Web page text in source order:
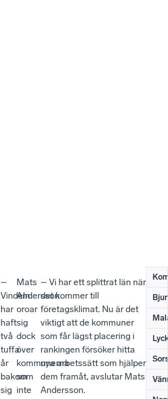
–
Vindeln
har
haft
två
tuffa
år
bakom
sig
Mats
Andersson
oroar
sig
dock
över
kommunerna
som
inte
– Vi har ett splittrat län när
det kommer till
företagsklimat. Nu är det
viktigt att de kommuner
som får lägst placering i
rankingen försöker hitta
nya arbetssätt som hjälper
dem framåt, avslutar Mats
Andersson.